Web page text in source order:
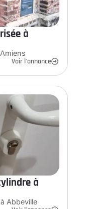
à
Voir l'annonce
à
Abbeville